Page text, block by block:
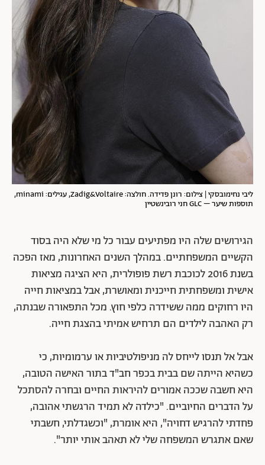
ליבי נחימובסקי | צילום: רונן פדידה. חולצה: Zadig&Voltaire, עגילים: minami,
תוספות שיער – GLC חני רובינשטיין
הגירושים שלה היו מפתיעים עבור כל מי שלא היה בסוד
הקשיים המשפחתיים. במהלך השנים האחרונות, מאז הפכה
בשנת 2016 לכוכבת רשת פופולרית, היא הציגה מציאות
אישית ומשפחתית חייכנית ומאושרת, אבל במציאות חייה
היו רחוקים ממה ששידרה כלפי חוץ. מכל התפאורה שבנתה,
רק האהבה לילדים הם תרחיש אמיתי בהצגת חייה.
אבל אל תנסו לייחס לה מניפולטיביות או ערמומיות, כי
כשהיא הייתה שם בבית בכפר חב"ד בתור האישה הטובה,
היא חשבה שככה אמורים להיראות החיים ובחרה להסתכל
על הדברים החיוביים. "כילדה לא תמיד הרגשתי אהובה,
פחדתי להרגיש דחויה", היא אומרת, "וכשגדלתי, חשבתי
שאם אתגרש המשפחה שלי לא תאהב אותי יותר".